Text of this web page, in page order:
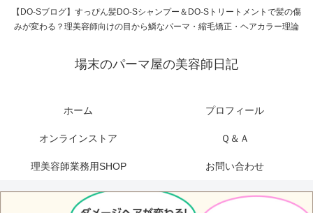
【DO-Sブログ】すっぴん髪DO-Sシャンプー＆DO-Sトリートメントで髪の傷
みが変わる？理美容師向けの目から鱗なパーマ・縮毛矯正・ヘアカラー理論
場末のパーマ屋の美容師日記
ホーム プロフィール
オンラインストア Ｑ＆Ａ
理美容師業務用SHOP お問い合わせ